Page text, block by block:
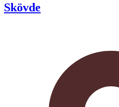
Skövde